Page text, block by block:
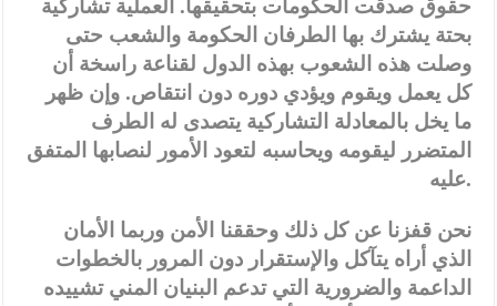
حقوق صدقت الحكومات بتحقيقها. العملية تشاركية
بحتة يشترك بها الطرفان الحكومة والشعب حتى
وصلت هذه الشعوب بهذه الدول لقناعة راسخة أن
كل يعمل ويقوم ويؤدي دوره دون انتقاص. وإن ظهر
ما يخل بالمعادلة التشاركية يتصدى له الطرف
المتضرر ليقومه ويحاسبه لتعود الأمور لنصابها المتفق
عليه.
نحن قفزنا عن كل ذلك وحققنا الأمن وربما الأمان
الذي أراه يتآكل والإستقرار دون المرور بالخطوات
الداعمة والضرورية التي تدعم البنيان المني تشييده